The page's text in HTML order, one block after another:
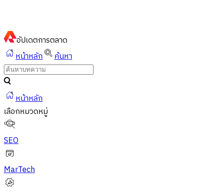
อัปเดตการตลาด
หน้าหลัก
ค้นหา
หน้าหลัก
เลือกหมวดหมู่
SEO
MarTech